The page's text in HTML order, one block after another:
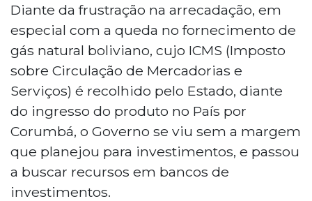
Diante da frustração na arrecadação, em
especial com a queda no fornecimento de
gás natural boliviano, cujo ICMS (Imposto
sobre Circulação de Mercadorias e
Serviços) é recolhido pelo Estado, diante
do ingresso do produto no País por
Corumbá, o Governo se viu sem a margem
que planejou para investimentos, e passou
a buscar recursos em bancos de
investimentos.